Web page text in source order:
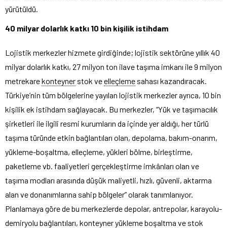
yürütüldü.
40 milyar dolarlık katkı 10 bin kişilik istihdam
Lojistik merkezler hizmete girdiğinde; lojistik sektörüne yıllık 40
milyar dolarlık katkı, 27 milyon ton ilave taşıma imkanı ile 9 milyon
metrekarekonteyner stok veelleçleme sahası kazandıracak.
Türkiye’nin tüm bölgelerine yayılan lojistik merkezler ayrıca, 10 bin
kişilik ek istihdam sağlayacak. Bu merkezler, “Yük ve taşımacılık
şirketleri ile ilgili resmi kurumların da içinde yer aldığı, her türlü
taşıma türünde etkin bağlantıları olan, depolama, bakım-onarım,
yükleme-boşaltma, elleçleme, yükleri bölme, birleştirme,
paketleme vb. faaliyetleri gerçekleştirme imkânları olan ve
taşıma modları arasında düşük maliyetli, hızlı, güvenli, aktarma
alan ve donanımlarına sahip bölgeler” olarak tanımlanıyor.
Planlamaya göre de bu merkezlerde depolar, antrepolar, karayolu-
demiryolu bağlantıları, konteyner yükleme boşaltma ve stok